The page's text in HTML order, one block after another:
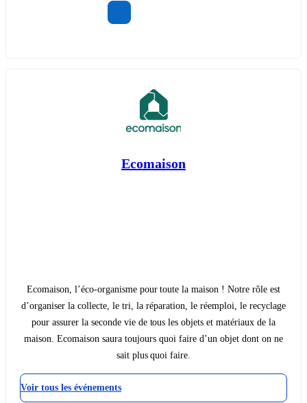
Ecomaison
Ecomaison, l’éco-organisme pour toute la maison ! Notre rôle est
d’organiser la collecte, le tri, la réparation, le réemploi, le recyclage
pour assurer la seconde vie de tous les objets et matériaux de la
maison. Ecomaison saura toujours quoi faire d’un objet dont on ne
sait plus quoi faire.
Voir tous les événements